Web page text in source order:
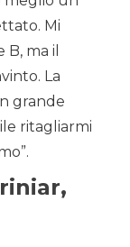
Mi
ma il
La
grande
ritagliarmi